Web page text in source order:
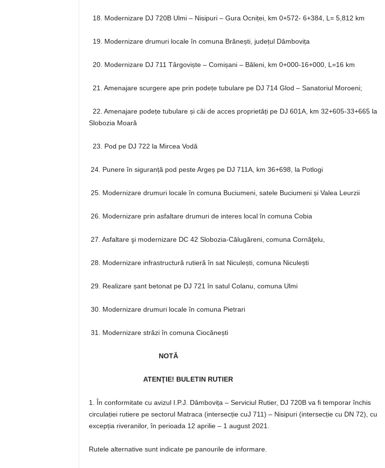
18. Modernizare DJ 720B Ulmi – Nisipuri – Gura Ocniței, km 0+572- 6+384, L= 5,812 km
19. Modernizare drumuri locale în comuna Brănești, județul Dâmbovița
20. Modernizare DJ 711 Târgoviște – Comișani – Băleni, km 0+000-16+000, L=16 km
21. Amenajare scurgere ape prin podețe tubulare pe DJ 714 Glod – Sanatoriul Moroeni;
22. Amenajare podețe tubulare și căi de acces proprietăți pe DJ 601A, km 32+605-33+665 la
Slobozia Moară
23. Pod pe DJ 722 la Mircea Vodă
24. Punere în siguranță pod peste Argeș pe DJ 711A, km 36+698, la Potlogi
25. Modernizare drumuri locale în comuna Buciumeni, satele Buciumeni și Valea Leurzii
26. Modernizare prin asfaltare drumuri de interes local în comuna Cobia
27. Asfaltare şi modernizare DC 42 Slobozia-Călugăreni, comuna Cornăţelu,
28. Modernizare infrastructură rutieră în sat Niculești, comuna Niculești
29. Realizare șant betonat pe DJ 721 în satul Colanu, comuna Ulmi
30. Modernizare drumuri locale în comuna Pietrari
31. Modernizare străzi în comuna Ciocănești
NOTĂ
ATENŢIE! BULETIN RUTIER
1. În conformitate cu avizul I.P.J. Dâmbovița – Serviciul Rutier, DJ 720B va fi temporar închis
circulației rutiere pe sectorul Matraca (intersecție cuJ 711) – Nisipuri (intersecție cu DN 72), cu
excepția riveranilor, în perioada 12 aprilie – 1 august 2021.
Rutele alternative sunt indicate pe panourile de informare.